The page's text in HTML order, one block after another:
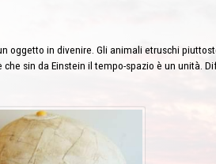
oggetto in divenire. Gli animali etruschi
sin da Einstein il tempo-spazio è un unità.